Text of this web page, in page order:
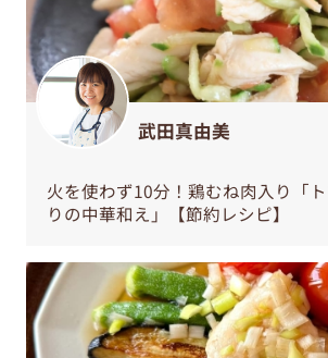
武田真由美
火を使わず10分！鶏むね肉入り「
りの中華和え」【節約レシピ】